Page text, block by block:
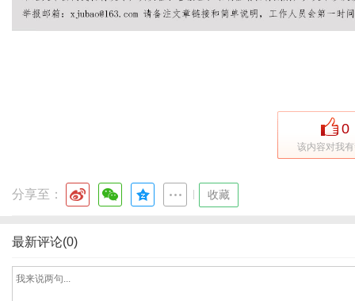
0
该内容对我
分享至： 收藏
最新评论(0)